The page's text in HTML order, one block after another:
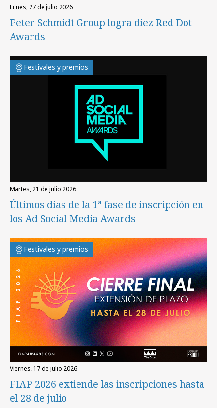
lunes, 27 de julio 2026
Peter Schmidt Group logra diez Red Dot
Awards
Festivales y premios
martes, 21 de julio 2026
Últimos días de la 1ª fase de inscripción en
los Ad Social Media Awards
Festivales y premios
viernes, 17 de julio 2026
FIAP 2026 extiende las inscripciones hasta
el 28 de julio